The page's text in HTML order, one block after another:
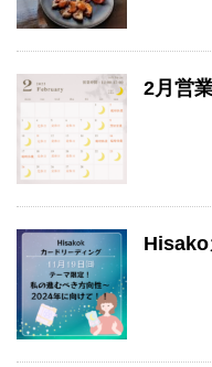
2月営
Hisako